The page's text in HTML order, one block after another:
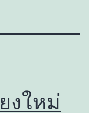
งใหม่